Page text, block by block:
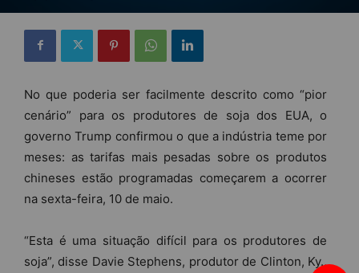
No que poderia ser facilmente descrito como “pior
cenário” para os produtores de soja dos EUA, o
governo Trump confirmou o que a indústria teme por
meses: as tarifas mais pesadas sobre os produtos
chineses estão programadas começarem a ocorrer
na sexta-feira, 10 de maio.
“Esta é uma situação difícil para os produtores de
soja”, disse Davie Stephens, produtor de Clinton, Ky.,